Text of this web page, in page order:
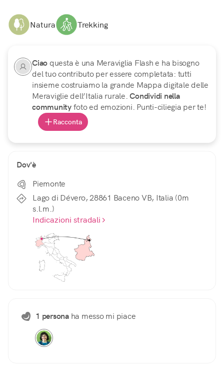
Natura Trekking
Ciao questa è una Meraviglia Flash e ha bisogno
del tuo contributo per essere completata: tutti
insieme costruiamo la grande Mappa digitale delle
Meraviglie dell’Italia rurale.Condividi nella
communityfoto ed emozioni. Punti-ciliegia per te!
Racconta
Dov'è
Piemonte
Lago di Dévero, 28861 Baceno VB, Italia (0m
s.l.m.)
Indicazioni stradali
1 personaha messo mi piace